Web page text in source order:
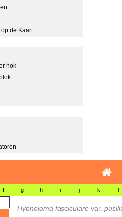
de Kaart
hok
f g h i j k l
Hypholoma fasciculare var.